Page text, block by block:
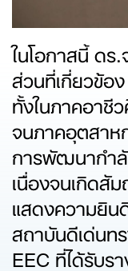
ในโอกาสนี้ ด
ส่วนที่เกี่ยวข้อ
ทั้งในภาคอาชี
จนภาคอุตสาห
การพัฒนากำ
เนื่องจนเกิดสั
แสดงความยิน
สถาบันดีเด่น
EEC ที่ได้รับร